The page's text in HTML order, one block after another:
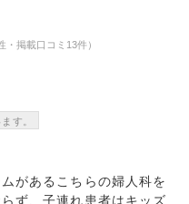
掲載口コミ13件）
す。
があるこちらの婦人科を
ず、子連れ患者はキッズ